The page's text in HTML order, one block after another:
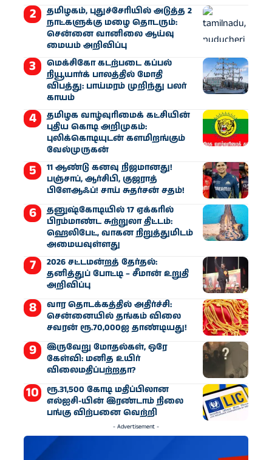
தமிழகம், புதுச்சேரியில் அடுத்த 2
நாட்களுக்கு மழை தொடரும்:
சென்னை வானிலை ஆய்வு
மையம் அறிவிப்பு
மெக்சிகோ கடற்படை கப்பல்
நியூயார்க் பாலத்தில் மோதி
விபத்து: பாய்மரம் முறிந்து பலர்
காயம்
தமிழக வாழ்வுரிமைக் கட்சியின்
புதிய கொடி அறிமுகம்:
புலிக்கொடியுடன் களமிறங்கும்
வேல்முருகன்
11 ஆண்டு கனவு நிஜமானது!
பஞ்சாப், ஆர்சிபி, குஜராத்
பிளேஆஃப்! சாய் சுதர்சன் சதம்!
தனுஷ்கோடியில் 17 ஏக்கரில்
பிரம்மாண்ட சுற்றுலா திட்டம்:
ஹெலிபேட், வாகன நிறுத்துமிடம்
அமையவுள்ளது
2026 சட்டமன்றத் தேர்தல்:
தனித்துப் போட்டி – சீமான் உறுதி
அறிவிப்பு
வார தொடக்கத்தில் அதிர்ச்சி:
சென்னையில் தங்கம் விலை
சவரன் ரூ.70,000ஐ தாண்டியது!
இருவேறு மோதல்கள், ஒரே
கேள்வி: மனித உயிர்
விலைமதிப்பற்றதா?
ரூ.31,500 கோடி மதிப்பிலான
எல்ஐசி-​யின் இரண்​டாம் நிலை
பங்கு விற்பனை வெற்றி
- Advertisement -